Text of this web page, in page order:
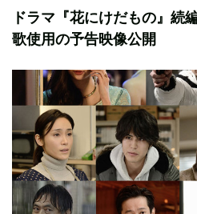
ドラマ『花にけだもの』続
歌使用の予告映像公開